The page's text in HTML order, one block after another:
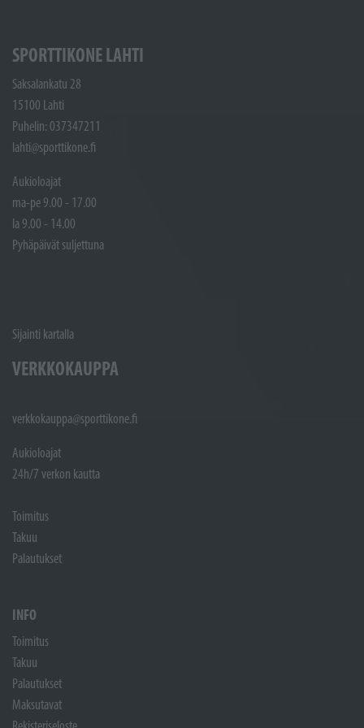
SPORTTIKONE LAHTI
Saksalankatu 28
15100 Lahti
Puhelin: 037347211
lahti@sporttikone.fi
Aukioloajat
ma-pe 9.00 - 17.00
la 9.00 - 14.00
Pyhäpäivät suljettuna
Sijainti kartalla
VERKKOKAUPPA
verkkokauppa@sporttikone.fi
Aukioloajat
24h/7 verkon kautta
Toimitus
Takuu
Palautukset
INFO
Toimitus
Takuu
Palautukset
Maksutavat